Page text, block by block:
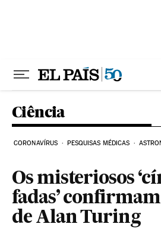
Ciência
CORONAVÍRUS PESQUISAS MÉDICAS
Os misteriosos
fadas’
de Alan Turing